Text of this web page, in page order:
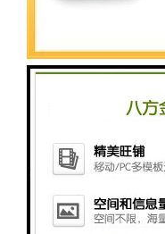
从而可计算出，地球
102000TW 的能量，
用的能源的一万多倍
个综合能源体系中的